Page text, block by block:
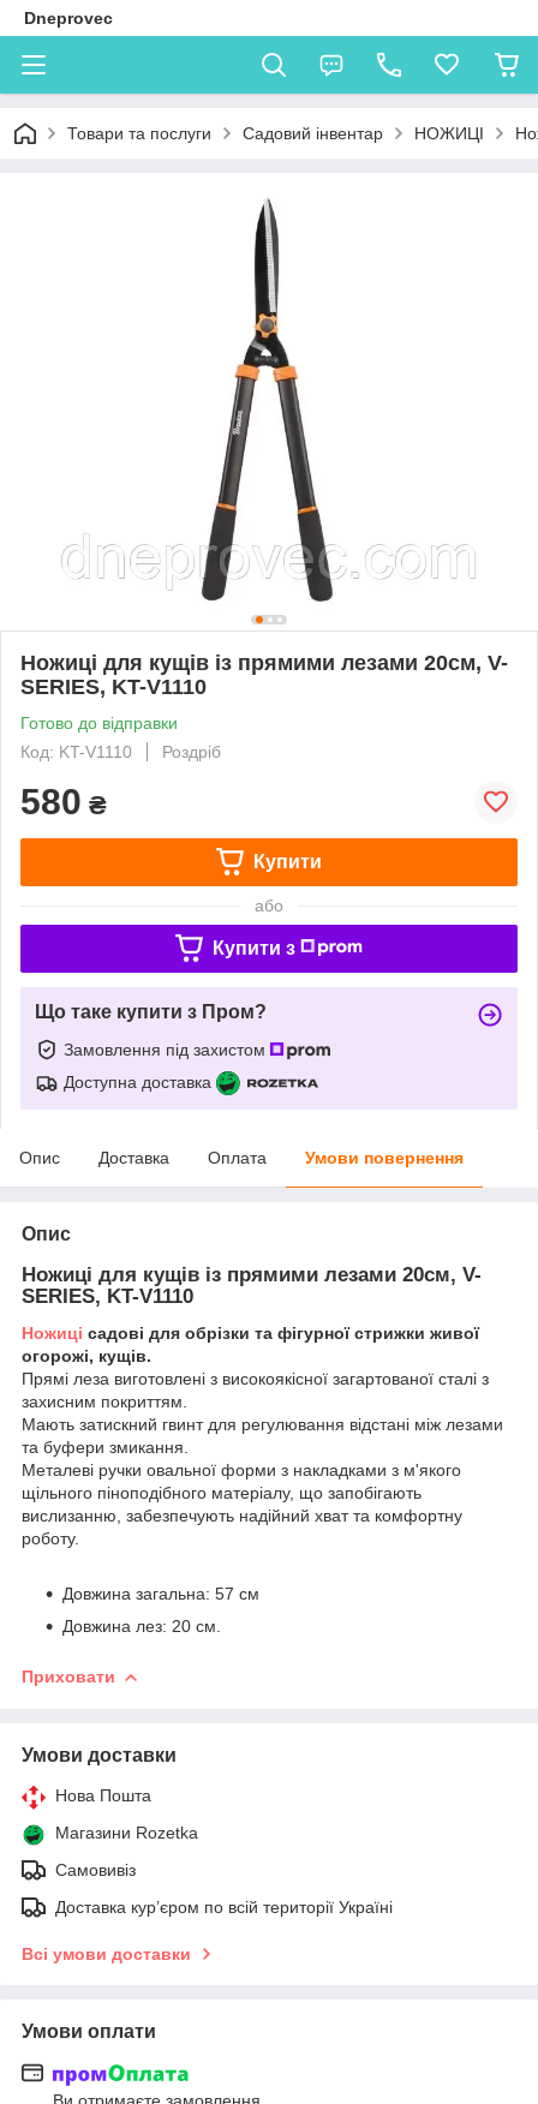
Dneprovec
Товари та послуги Садовий інвентар НОЖИЦІ
Ножиці для кущів із прямими лезами 20см, V-
SERIES, KT-V1110
Готово до відправки
Код: KT-V1110
Роздріб
580 ₴
Купити
або
Купити з
Що таке купити з Пром?
Замовлення під захистом
Доступна доставка
Опис Доставка Оплата Умови повернення
Опис
Ножиці для кущів із прямими лезами 20см, V-
SERIES, KT-V1110
Ножиці садові для обрізки та фігурної стрижки живої
огорожі, кущів.
Прямі леза виготовлені з високоякісної загартованої сталі з
захисним покриттям.
Мають затискний гвинт для регулювання відстані між лезами
та буфери змикання.
Металеві ручки овальної форми з накладками з м'якого
щільного піноподібного матеріалу, що запобігають
вислизанню, забезпечують надійний хват та комфортну
роботу.
Довжина загальна: 57 см
Довжина лез: 20 см.
Приховати
Умови доставки
Нова Пошта
Магазини Rozetka
Самовивіз
Доставка кур’єром по всій території Україні
Всі умови доставки
Умови оплати